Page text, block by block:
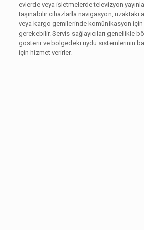
evlerde veya işletmelerde televizyon
taşınabilir cihazlarla navigasyon, uzaktaki
veya kargo gemilerinde komünikasyon için
gerekebilir. Servis sağlayıcıları genellikle
gösterir ve bölgedeki uydu sistemlerinin
için hizmet verirler.